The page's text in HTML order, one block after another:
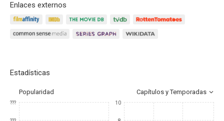
Enlaces externos
Estadísticas
Popularidad Capítulos y Temporadas
??? 10